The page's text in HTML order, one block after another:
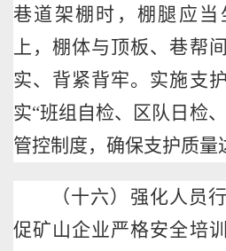
巷道架棚时，棚腿应当
上，棚体与顶板、巷帮
实、背紧背牢。实施支
实“班组自检、区队日检
管控制度，确保支护质量
（十六）强化人员
促矿山企业严格安全培